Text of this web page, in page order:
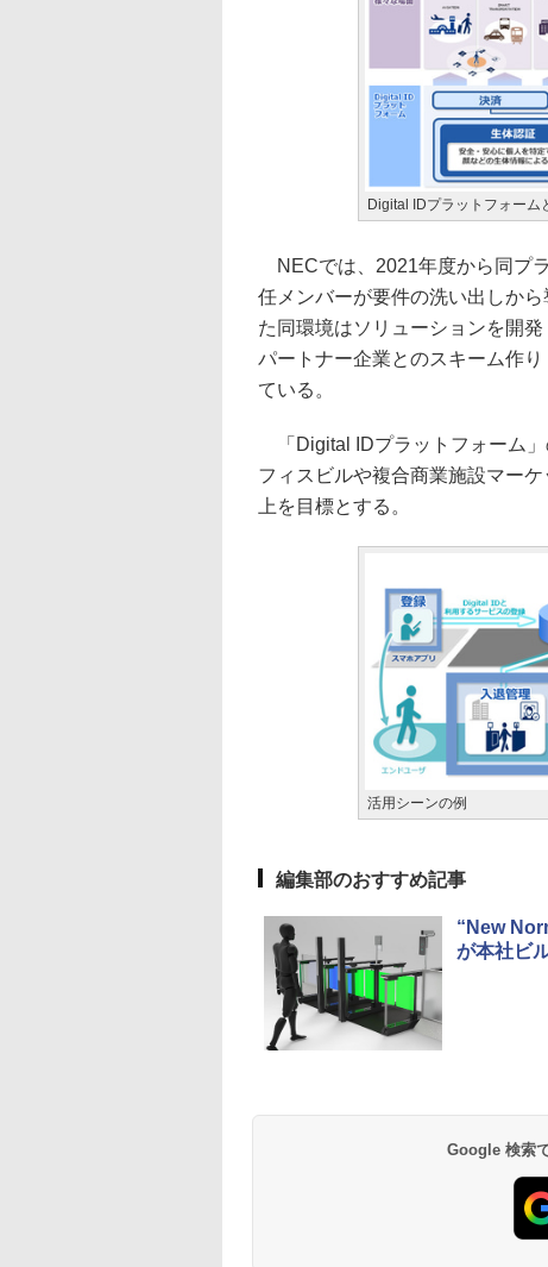
Digital IDプラットフォーム
NECでは、2021年度から同プ
任メンバーが要件の洗い出しか
た同環境はソリューションを開
パートナー企業とのスキーム作
ている。
「Digital IDプラットフォーム
フィスビルや複合商業施設マー
上を目標とする。
活用シーンの例
編集部のおすすめ記事
“New
が本社ビ
Google 検索